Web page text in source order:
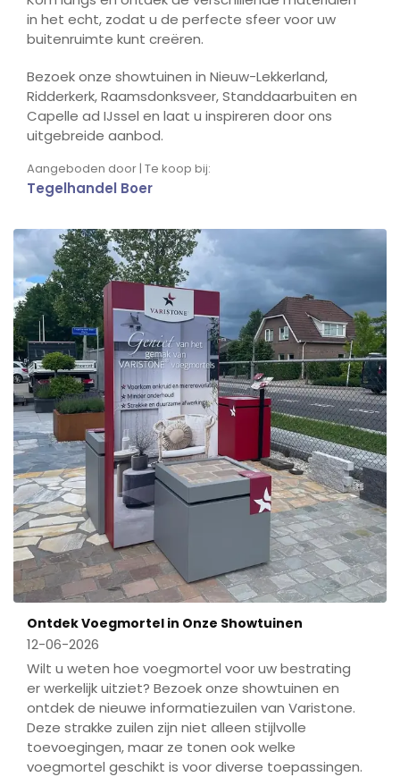
in het echt, zodat u de perfecte sfeer voor uw
buitenruimte kunt creëren.
Bezoek onze showtuinen in Nieuw-Lekkerland,
Ridderkerk, Raamsdonksveer, Standdaarbuiten en
Capelle ad IJssel en laat u inspireren door ons
uitgebreide aanbod.
Aangeboden door | Te koop bij:
Tegelhandel Boer
Ontdek Voegmortel in Onze Showtuinen
12-06-2026
Wilt u weten hoe voegmortel voor uw bestrating
er werkelijk uitziet? Bezoek onze showtuinen en
ontdek de nieuwe informatiezuilen van Varistone.
Deze strakke zuilen zijn niet alleen stijlvolle
toevoegingen, maar ze tonen ook welke
voegmortel geschikt is voor diverse toepassingen.